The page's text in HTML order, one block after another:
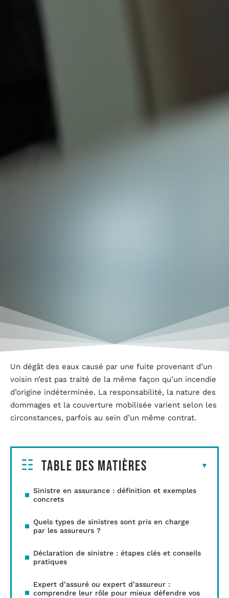
Un dégât des eaux causé par une fuite provenant d’un
voisin n’est pas traité de la même façon qu’un incendie
d’origine indéterminée. La responsabilité, la nature des
dommages et la couverture mobilisée varient selon les
circonstances, parfois au sein d’un même contrat.
Table des matières
Sinistre en assurance : définition et exemples
concrets
Quels types de sinistres sont pris en charge
par les assureurs ?
Déclaration de sinistre : étapes clés et conseils
pratiques
Expert d’assuré ou expert d’assureur :
comprendre leur rôle pour mieux défendre vos